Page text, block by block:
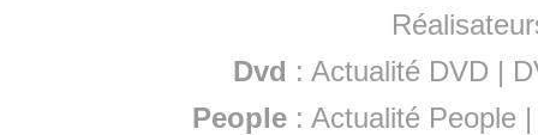
Dvd : Actualité DVD |
People :Actualité People